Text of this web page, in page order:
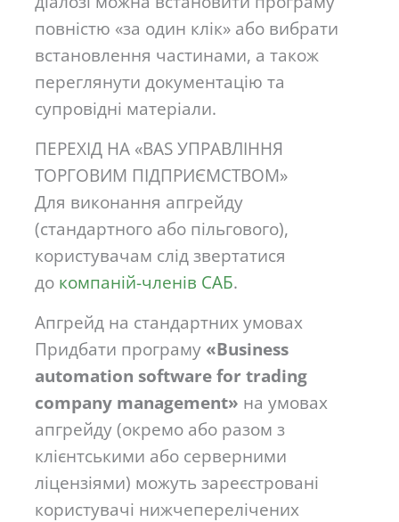
повністю «за один клік» або вибрати
встановлення частинами, а також
переглянути документацію та
супровідні матеріали.
ПЕРЕХІД НА «BAS УПРАВЛІННЯ
ТОРГОВИМ ПІДПРИЄМСТВОМ»
Для виконання апгрейду
(стандартного або пільгового),
користувачам слід звертатися
до компаній-членів САБ.
Апгрейд на стандартних умовах
Придбати програму «Business
automation software for trading
сompany management» на умовах
апгрейду (окремо або разом з
клієнтськими або серверними
ліцензіями) можуть зареєстровані
користувачі нижчеперелічених